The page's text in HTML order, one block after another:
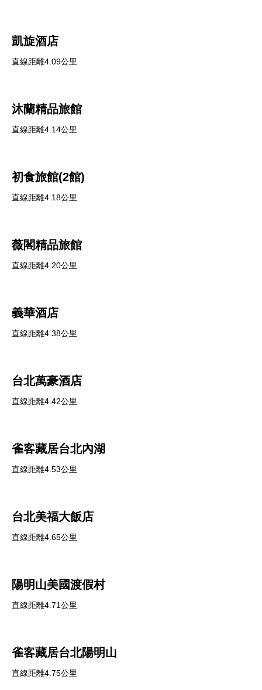
凱旋酒店
直線距離4.09公里
沐蘭精品旅館
直線距離4.14公里
初食旅館(2館)
直線距離4.18公里
薇閣精品旅館
直線距離4.20公里
義華酒店
直線距離4.38公里
台北萬豪酒店
直線距離4.42公里
雀客藏居台北內湖
直線距離4.53公里
台北美福大飯店
直線距離4.65公里
陽明山美國渡假村
直線距離4.71公里
雀客藏居台北陽明山
直線距離4.75公里